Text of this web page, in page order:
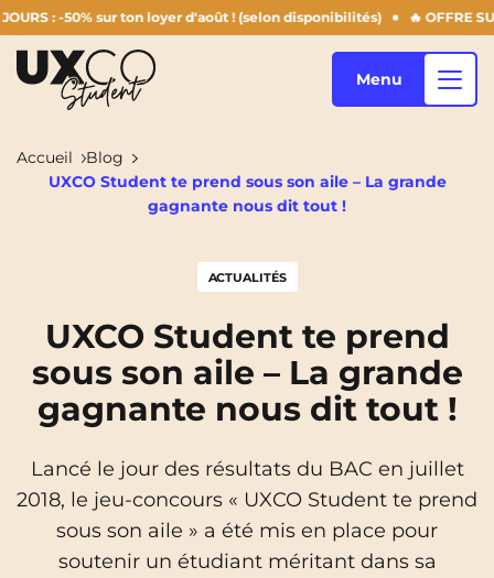
: -50% sur ton loyer d'août ! (selon disponibilités) 🔥 OFFRE
Nos logements
Archamps
Aulnoy-Lez-Valenciennes Béziers
Bezons NEW!
Bordeaux
Brest Caen
Chambéry NEW! Dijon
Qui sommes-nous ?
Blog
FR
Instagram
TikTokFacebookYouTubeLinkedIn
Menu
Accueil
Blog
UXCO Student te prend sous son aile – La grande
gagnante nous dit tout !
ACTUALITÉS
UXCO Student te prend
sous son aile – La grande
gagnante nous dit tout !
Lancé le jour des résultats du BAC en juillet
2018, le jeu-concours « UXCO Student te prend
sous son aile » a été mis en place pour
soutenir un étudiant méritant dans sa